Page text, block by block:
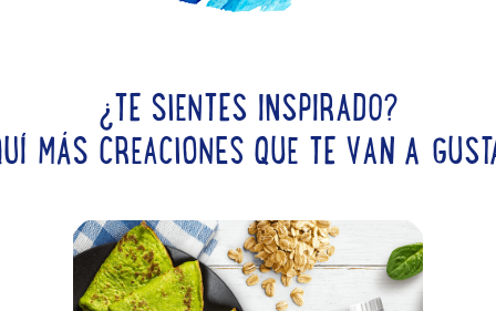
¿TE SIENTES INSPIRADO?
MÁS CREACIONES QUE TE VAN A